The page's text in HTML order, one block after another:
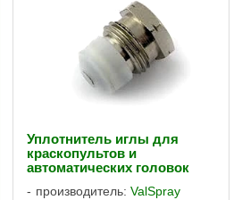
Уплотнитель иглы для
краскопультов и
автоматических головок
производитель: ValSpray